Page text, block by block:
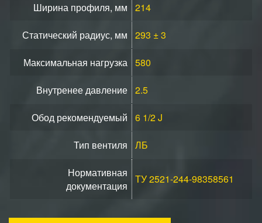
Ширина профиля, мм 214
Статический радиус, мм 293 ± 3
Максимальная нагрузка 580
Внутренее давление 2.5
Обод рекомендуемый 6 1/2 J
Тип вентиля ЛБ
Нормативная
документация
ТУ 2521-244-98358561